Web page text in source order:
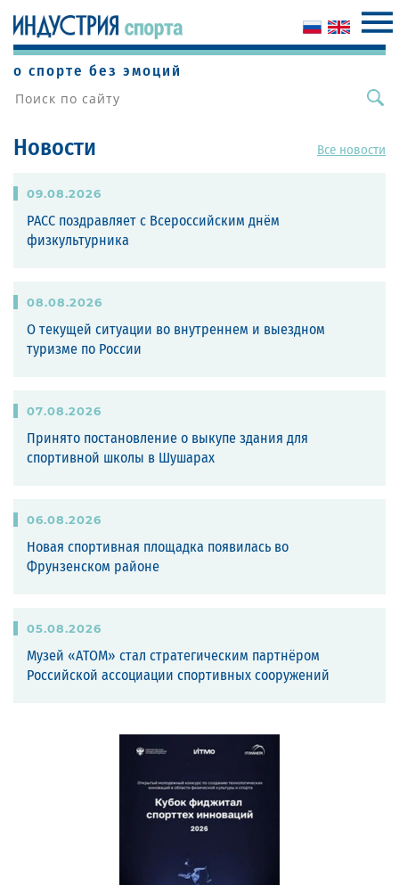
о спорте без эмоций
Новости Все новости
09.08.2026
РАСС поздравляет с Всероссийским днём
физкультурника
08.08.2026
О текущей ситуации во внутреннем и выездном
туризме по России
07.08.2026
Принято постановление о выкупе здания для
спортивной школы в Шушарах
06.08.2026
Новая спортивная площадка появилась во
Фрунзенском районе
05.08.2026
Музей «АТОМ» стал стратегическим партнёром
Российской ассоциации спортивных сооружений